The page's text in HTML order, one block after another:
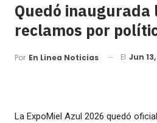
Quedó inaugurada
reclamos por
Por En Linea Noticias El Jun
La ExpoMiel Azul 2026 quedó